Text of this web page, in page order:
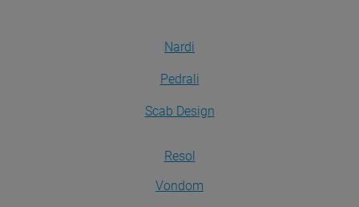
Nardi
Pedrali
Scab Design
Resol
Vondom